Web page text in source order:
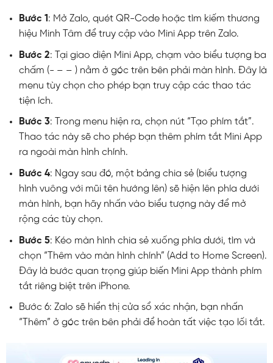
Bước 1 : Mở Zalo, quét QR-Code hoặc tìm kiếm thương
hiệu Minh Tâm để truy cập vào Mini App trên Zalo.
Bước 2: Tại giao diện Mini App, chạm vào biểu tượng ba
chấm (- – – ) nằm ở góc trên bên phải màn hình. Đây là
menu tùy chọn cho phép bạn truy cập các thao tác
tiện ích.
Bước 3: Trong menu hiện ra, chọn nút “Tạo phím tắt”.
Thao tác này sẽ cho phép bạn thêm phím tắt Mini App
ra ngoài màn hình chính.
Bước 4: Ngay sau đó, một bảng chia sẻ (biểu tượng
hình vuông với mũi tên hướng lên) sẽ hiện lên phía dưới
màn hình, bạn hãy nhấn vào biểu tượng này để mở
rộng các tùy chọn.
Bước 5: Kéo màn hình chia sẻ xuống phía dưới, tìm và
chọn “Thêm vào màn hình chính” (Add to Home Screen).
Đây là bước quan trọng giúp biến Mini App thành phím
tắt riêng biệt trên iPhone.
Bước 6: Zalo sẽ hiển thị cửa sổ xác nhận, bạn nhấn
“Thêm” ở góc trên bên phải để hoàn tất việc tạo lối tắt.